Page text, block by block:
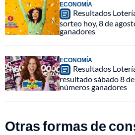
ECONOMÍA
Resultados
sorteo hoy, 8 de
ganadores
ECONOMÍA
Resultados
resultado sábado 8
números ganadores
Otras formas de